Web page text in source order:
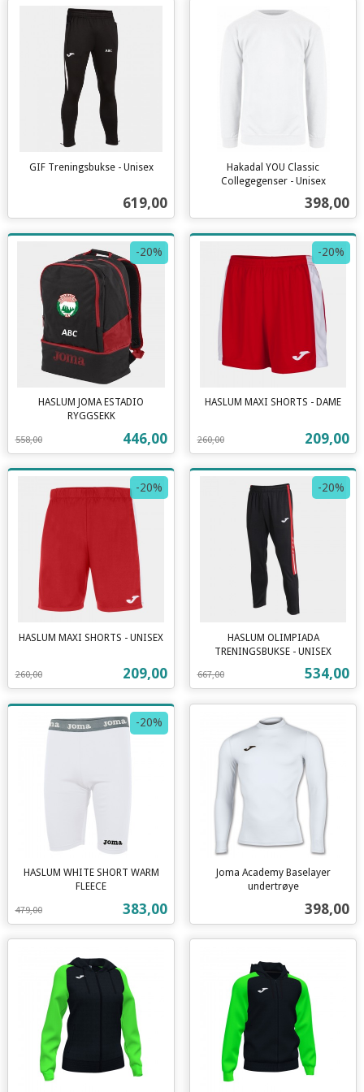
GIF Treningsbukse - Unisex
Pris
619,00
Hakadal YOU Classic
Collegegenser - Unisex
Pris
398,00
HASLUM JOMA ESTADIO
RYGGSEKK
Tilbud
446,00
558,00
-20%
mva.
HASLUM MAXI SHORTS - DAME
Tilbud
209,00
260,00
-20%
HASLUM MAXI SHORTS - UNISEX
Tilbud
209,00
260,00
-20%
HASLUM OLIMPIADA
TRENINGSBUKSE - UNISEX
Tilbud
534,00
667,00
-20%
mva.
HASLUM WHITE SHORT WARM
FLEECE
Tilbud
383,00
479,00
-20%
mva.
Joma Academy Baselayer
undertrøye
Pris
398,00